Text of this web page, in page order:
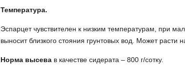
Температура.
Эспарцет чувствителен к низким температурам, при
выносит близкого стояния грунтовых вод. Может расти
Норма высевав качестве сидерата – 800 г/сотку.